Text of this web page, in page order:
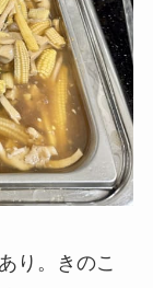
り。きのこ